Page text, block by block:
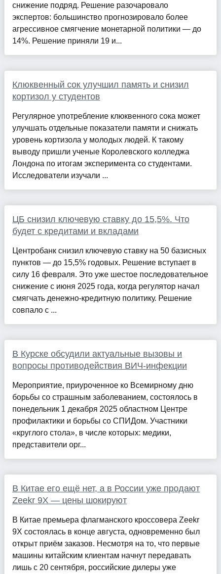
снижение подряд. Решение разочаровало
экспертов: большинство прогнозировало более
агрессивное смягчение монетарной политики — до
14%. Решение приняли 19 и...
Клюквенный сок улучшил память и снизил
кортизол у студентов
Регулярное употребление клюквенного сока может
улучшать отдельные показатели памяти и снижать
уровень кортизола у молодых людей. К такому
выводу пришли ученые Королевского колледжа
Лондона по итогам эксперимента со студентами.
Исследователи изучали ...
ЦБ снизил ключевую ставку до 15,5%. Что
будет с кредитами и вкладами
Центробанк снизил ключевую ставку на 50 базисных
пунктов — до 15,5% годовых. Решение вступает в
силу 16 февраля. Это уже шестое последовательное
снижение с июня 2025 года, когда регулятор начал
смягчать денежно-кредитную политику. Решение
совпало с ...
В Курске обсудили актуальные вызовы и
вопросы противодействия ВИЧ-инфекции
Мероприятие, приуроченное ко Всемирному дню
борьбы со страшным заболеванием, состоялось в
понедельник 1 декабря 2025 областном Центре
профилактики и борьбы со СПИДом. Участники
«круглого стола», в числе которых: медики,
представители орг...
В Китае его ещё нет, а в России уже продают
Zeekr 9X — цены шокируют
В Китае премьера флагманского кроссовера Zeekr
9X состоялась в конце августа, одновременно был
открыт приём заказов. Несмотря на то, что первые
машины китайским клиентам начнут передавать
лишь с 20 сентября, российские дилеры уже